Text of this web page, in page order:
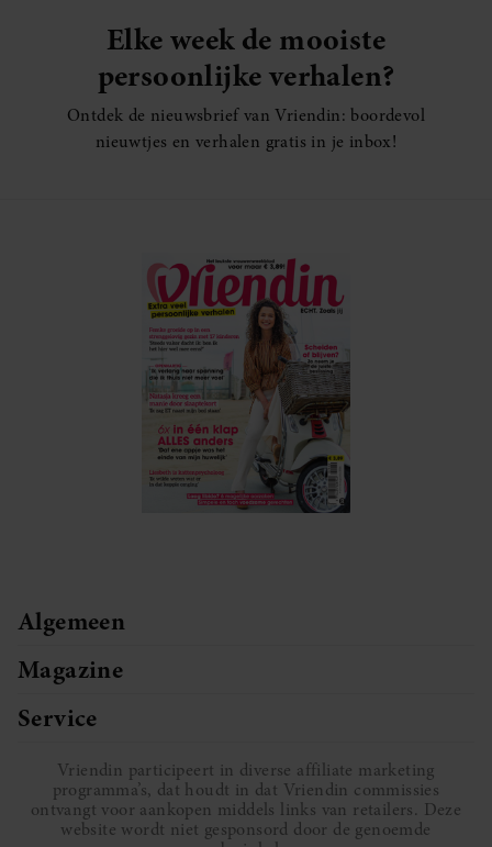
Elke week de mooiste
persoonlijke verhalen?
Ontdek de nieuwsbrief van Vriendin: boordevol
nieuwtjes en verhalen gratis in je inbox!
Algemeen
Magazine
Service
Vriendin participeert in diverse affiliate marketing
programma’s, dat houdt in dat Vriendin commissies
ontvangt voor aankopen middels links van retailers. Deze
website wordt niet gesponsord door de genoemde